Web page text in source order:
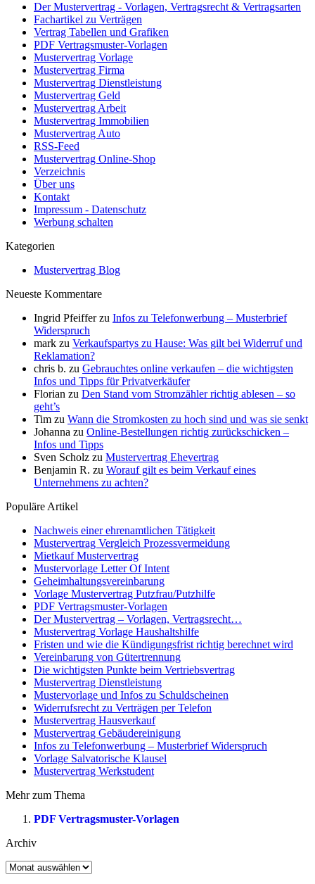
Der Mustervertrag - Vorlagen, Vertragsrecht & Vertragsarten
Fachartikel zu Verträgen
Vertrag Tabellen und Grafiken
PDF Vertragsmuster-Vorlagen
Mustervertrag Vorlage
Mustervertrag Firma
Mustervertrag Dienstleistung
Mustervertrag Geld
Mustervertrag Arbeit
Mustervertrag Immobilien
Mustervertrag Auto
RSS-Feed
Mustervertrag Online-Shop
Verzeichnis
Über uns
Kontakt
Impressum - Datenschutz
Werbung schalten
Kategorien
Mustervertrag Blog
Neueste Kommentare
Ingrid Pfeifferzu Infos zu Telefonwerbung – Musterbrief
Widerspruch
mark zu Verkaufspartys zu Hause: Was gilt bei Widerruf und
Reklamation?
chris b. zu Gebrauchtes online verkaufen – die wichtigsten
Infos und Tipps für Privatverkäufer
Florian zu Den Stand vom Stromzähler richtig ablesen – so
geht’s
Tim zu Wann die Stromkosten zu hoch sind und was sie senkt
Johanna zu Online-Bestellungen richtig zurückschicken –
Infos und Tipps
Sven Scholz zu Mustervertrag Ehevertrag
Benjamin R. zu Worauf gilt es beim Verkauf eines
Unternehmens zu achten?
Populäre Artikel
Nachweis einer ehrenamtlichen Tätigkeit
Mustervertrag Vergleich Prozessvermeidung
Mietkauf Mustervertrag
Mustervorlage Letter Of Intent
Geheimhaltungsvereinbarung
Vorlage Mustervertrag Putzfrau/Putzhilfe
PDF Vertragsmuster-Vorlagen
Der Mustervertrag – Vorlagen, Vertragsrecht…
Mustervertrag Vorlage Haushaltshilfe
Fristen und wie die Kündigungsfrist richtig berechnet wird
Vereinbarung von Gütertrennung
Die wichtigsten Punkte beim Vertriebsvertrag
Mustervertrag Dienstleistung
Mustervorlage und Infos zu Schuldscheinen
Widerrufsrecht zu Verträgen per Telefon
Mustervertrag Hausverkauf
Mustervertrag Gebäudereinigung
Infos zu Telefonwerbung – Musterbrief Widerspruch
Vorlage Salvatorische Klausel
Mustervertrag Werkstudent
Mehr zum Thema
PDF Vertragsmuster-Vorlagen
Archiv
Archiv